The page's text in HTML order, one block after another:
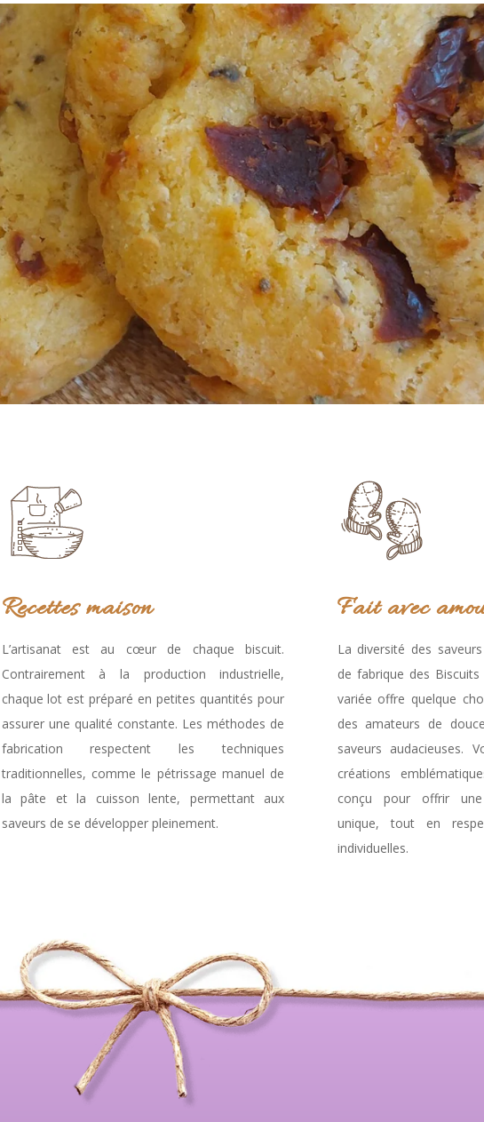
Recettes maison
L’artisanat est au cœur de chaque biscuit.
Contrairement à la production industrielle,
chaque lot est préparé en petites quantités pour
assurer une qualité constante. Les méthodes de
fabrication respectent les techniques
traditionnelles, comme le pétrissage manuel de
la pâte et la cuisson lente, permettant aux
saveurs de se développer pleinement.
Fait avec
La diversité des
de fabrique des
variée offre quelque
des amateurs de
saveurs audacieuses.
créations
conçu pour offrir une
unique, tout en
individuelles.